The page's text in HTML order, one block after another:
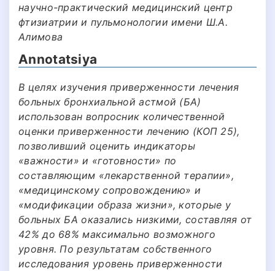
научно-практический медицинский центр
фтизиатрии и пульмонологии имени Ш.А.
Алимова
Annotatsiya
В целях изучения приверженности лечения
больных бронхиальной астмой (БА)
использован вопросник количественной
оценки приверженности лечению (КОП 25),
позволивший оценить индикаторы
«важности» и «готовности» по
составляющим «лекарственной терапии»,
«медицинскому сопровождению» и
«модификации образа жизни», которые у
больных БА оказались низкими, составляя от
42% до 68% максимально возможного
уровня. По результатам собственного
исследования уровень приверженности